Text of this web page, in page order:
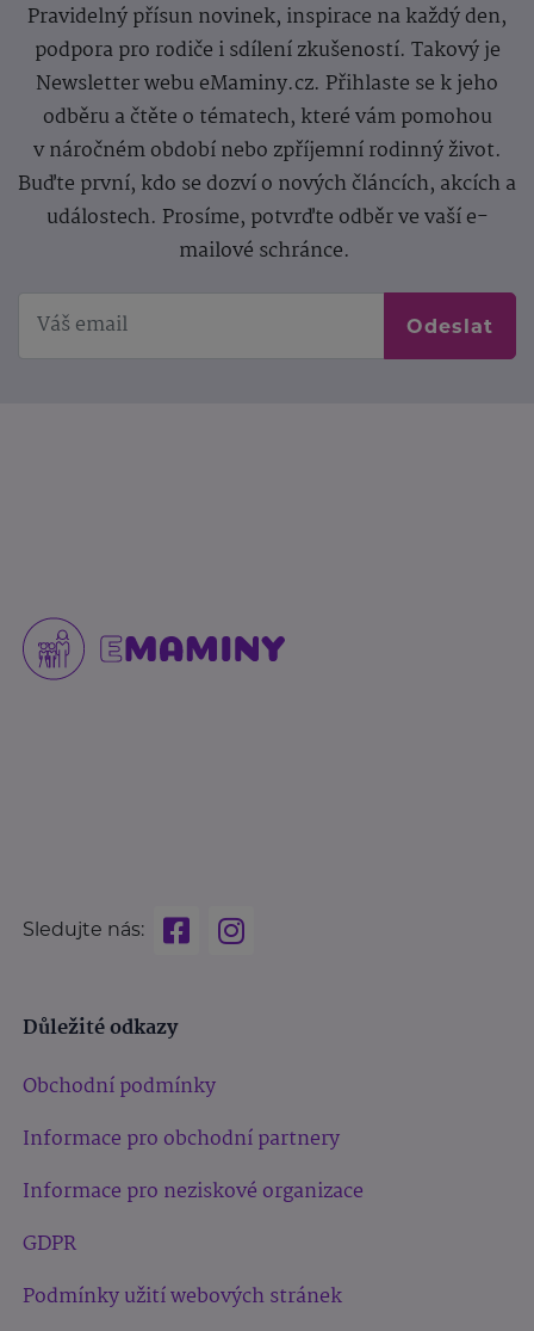
Pravidelný přísun novinek, inspirace na každý den,
podpora pro rodiče i sdílení zkušeností. Takový je
Newsletter webu eMaminy.cz. Přihlaste se k jeho
odběru a čtěte o tématech, které vám pomohou
v náročném období nebo zpříjemní rodinný život.
Buďte první, kdo se dozví o nových článcích, akcích a
událostech. Prosíme, potvrďte odběr ve vaší e-
mailové schránce.
Odeslat
Sledujte nás:
Důležité odkazy
Obchodní podmínky
Informace pro obchodní partnery
Informace pro neziskové organizace
GDPR
Podmínky užití webových stránek